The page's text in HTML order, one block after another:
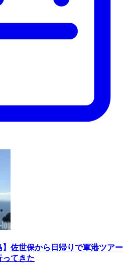
】佐世保から日帰りで軍港ツアー
ってきた